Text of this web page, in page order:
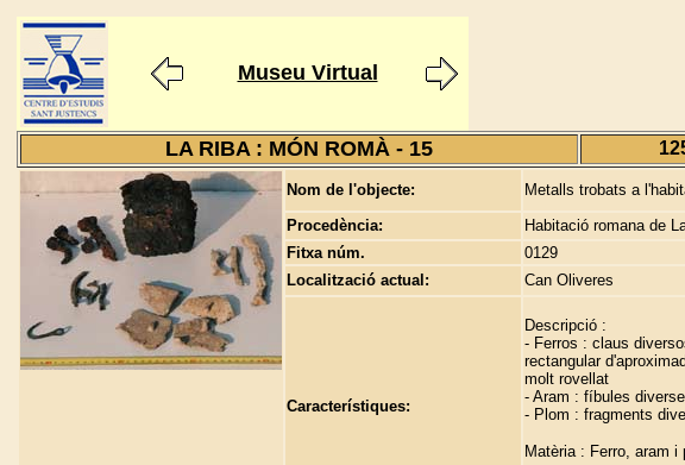
Museu Virtual
LA RIBA : MÓN ROMÀ - 15
Nom de l'objecte:
Metalls trobats a
Procedència:
Habitació romana de
Fitxa núm.
0129
Localització actual:
Can Oliveres
Característiques:
Descripció :
- Ferros : claus
rectangular
molt rovellat
- Aram : fíbules
- Plom : fragments
Matèria : Ferro, aram i